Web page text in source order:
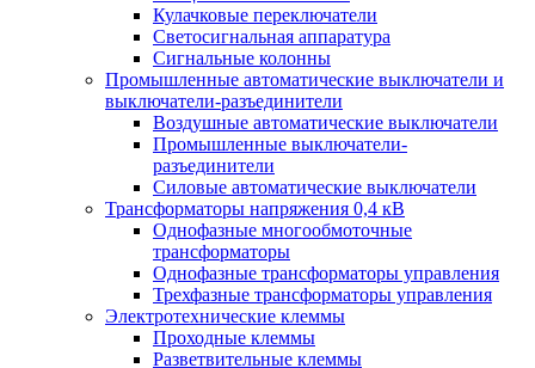
Кулачковые переключатели
Светосигнальная аппаратура
Сигнальные колонны
Промышленные автоматические выключатели и
выключатели-разъединители
Воздушные автоматические выключатели
Промышленные выключатели-
разъединители
Силовые автоматические выключатели
Трансформаторы напряжения 0,4 кВ
Однофазные многообмоточные
трансформаторы
Однофазные трансформаторы управления
Трехфазные трансформаторы управления
Электротехнические клеммы
Проходные клеммы
Разветвительные клеммы